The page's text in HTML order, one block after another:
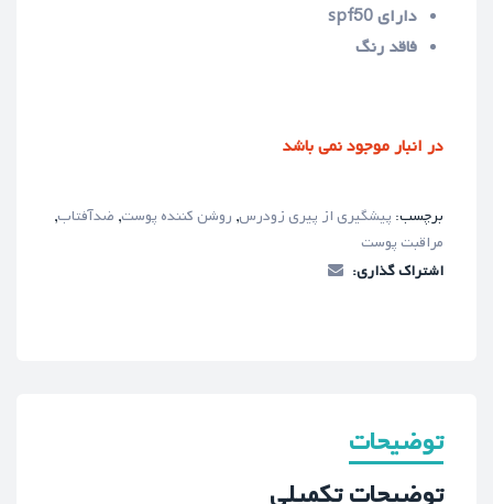
دارای spf50
فاقد رنگ
در انبار موجود نمی باشد
برچسب: پیشگیری از پیری زودرس, روشن کننده پوست, ضدآفتاب,
مراقبت پوست
اشتراک گذاری:
توضیحات
توضیحات تکمیلی